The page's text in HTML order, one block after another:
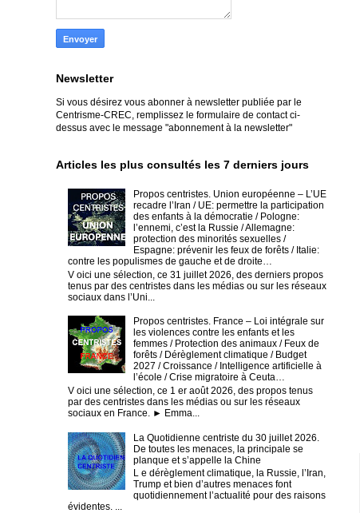
Newsletter
Si vous désirez vous abonner à newsletter publiée par le
Centrisme-CREC, remplissez le formulaire de contact ci-
dessus avec le message "abonnement à la newsletter"
Articles les plus consultés les 7 derniers jours
Propos centristes. Union européenne – L’UE
recadre l’Iran / UE: permettre la participation
des enfants à la démocratie / Pologne:
l’ennemi, c’est la Russie / Allemagne:
protection des minorités sexuelles /
Espagne: prévenir les feux de forêts / Italie:
contre les populismes de gauche et de droite…
V oici une sélection, ce 31 juillet 2026, des derniers propos
tenus par des centristes dans les médias ou sur les réseaux
sociaux dans l’Uni...
Propos centristes. France – Loi intégrale sur
les violences contre les enfants et les
femmes / Protection des animaux / Feux de
forêts / Dérèglement climatique / Budget
2027 / Croissance / Intelligence artificielle à
l’école / Crise migratoire à Ceuta…
V oici une sélection, ce 1 er août 2026, des propos tenus
par des centristes dans les médias ou sur les réseaux
sociaux en France. ► Emma...
La Quotidienne centriste du 30 juillet 2026.
De toutes les menaces, la principale se
planque et s’appelle la Chine
L e dérèglement climatique, la Russie, l’Iran,
Trump et bien d’autres menaces font
quotidiennement l’actualité pour des raisons
évidentes. ...